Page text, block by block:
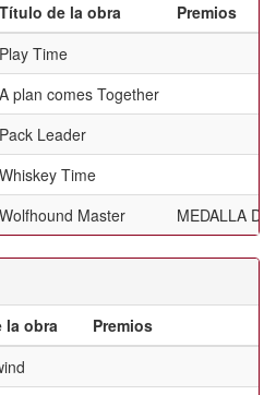
Título de la obra
Premios
Play Time
A plan comes Together
Pack Leader
Whiskey Time
Wolfhound Master MEDALLA
la obra
Premios